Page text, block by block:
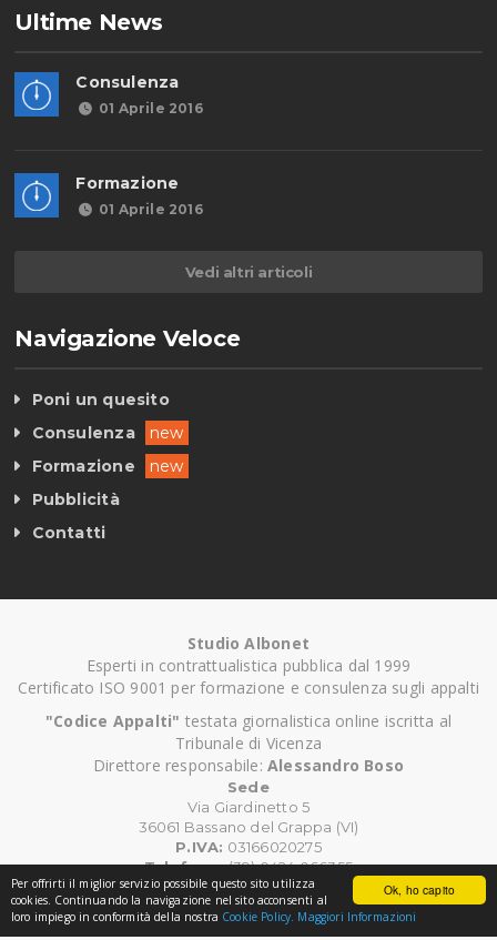
Ok, ho capito
Per offrirti il miglior servizio possibile questo sito utilizza
cookies. Continuando la navigazione nel sito acconsenti al
loro impiego in conformità della nostra Cookie Policy. Maggiori Informazioni
Ultime News
Consulenza
01 Aprile 2016
Formazione
01 Aprile 2016
Vedi altri articoli
Navigazione Veloce
Poni un quesito
Consulenza
new
Formazione
new
Pubblicità
Contatti
Studio Albonet
Esperti in contrattualistica pubblica dal 1999
Certificato ISO 9001 per formazione e consulenza sugli appalti
"Codice Appalti" testata giornalistica online iscritta al
Tribunale di Vicenza
Direttore responsabile: Alessandro Boso
Sede
Via Giardinetto 5
36061 Bassano del Grappa (VI)
P.IVA: 03166020275
Telefono:(39) 0424 066355
Email:info@albonet.it